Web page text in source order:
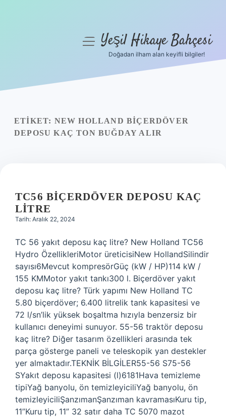
Yasal Uyarı
menüyüYeşil Hikaye Bahçesi
Doğadan ilham alan keyifli bilgiler!
ETIKET: NEW HOLLAND BIÇERDÖVER
DEPOSU KAÇ TON BUĞDAY ALIR
TC56 BIÇERDÖVER DEPOSU KAÇ
LITRE
Tarih: Aralık 22, 2024
TC 56 yakıt deposu kaç litre? New Holland TC56
Hydro ÖzellikleriMotor üreticisiNew HollandSilindir
sayısı6Mevcut kompresörGüç (kW / HP)114 kW /
155 KMMotor yakıt tankı300 l. Biçerdöver yakıt
deposu kaç litre? Türk yapımı New Holland TC
5.80 biçerdöver; 6.400 litrelik tank kapasitesi ve
72 l/sn’lik yüksek boşaltma hızıyla benzersiz bir
kullanıcı deneyimi sunuyor. 55-56 traktör deposu
kaç litre? Diğer tasarım özellikleri arasında tek
parça gösterge paneli ve teleskopik yan destekler
yer almaktadır.TEKNİK BİLGİLER55-56 S75-56
SYakıt deposu kapasitesi (l)6181Hava temizleme
tipiYağ banyolu, ön temizleyiciliYağ banyolu, ön
temizleyiciliŞanzımanŞanzıman kavramasıKuru tip,
11”Kuru tip, 11” 32 satır daha TC 5070 mazot